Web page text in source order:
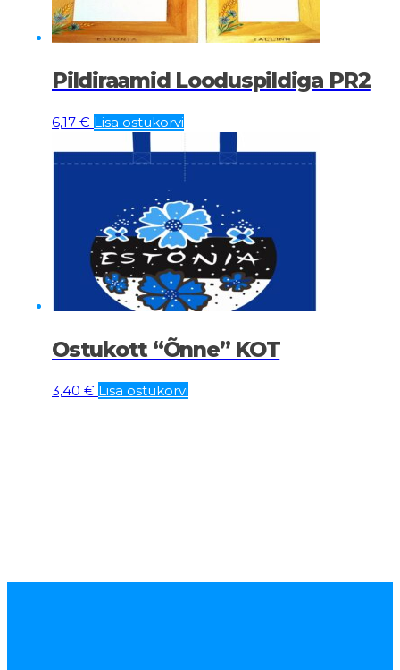
Pildiraamid Looduspildiga PR2
6,17 € Lisa ostukorvi
Ostukott “Õnne” KOT
3,40 € Lisa ostukorvi